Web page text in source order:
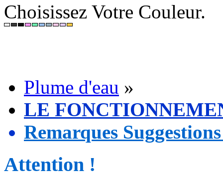
Choisissez Votre Couleur.
Plume d'eau »
LE
Remarques
Attention !